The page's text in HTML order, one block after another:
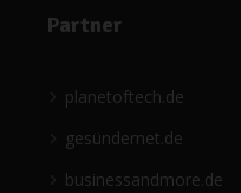
Partner
planetoftech.de
gesündernet.de
businessandmore.de